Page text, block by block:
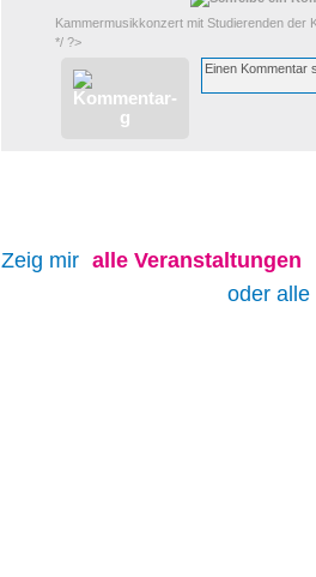
Kammermusikkonzert mit Studierenden der
*/ ?>
Zeig mir alle Veranstaltungen
oder alle